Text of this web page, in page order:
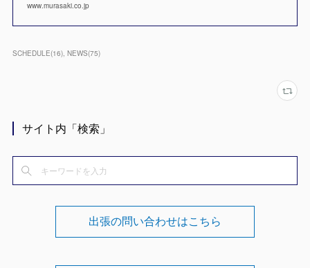
www.murasaki.co.jp
SCHEDULE(16) NEWS(75)
サイト内「検索」
出張の問い合わせはこちら